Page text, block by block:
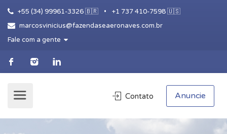
+55 (34) 99961-3326 🇧🇷 •
+1 737 410-7598 🇺🇸
marcosvinicius@fazendaseaeronaves.com.br
Fale com a gente
Contato Anuncie